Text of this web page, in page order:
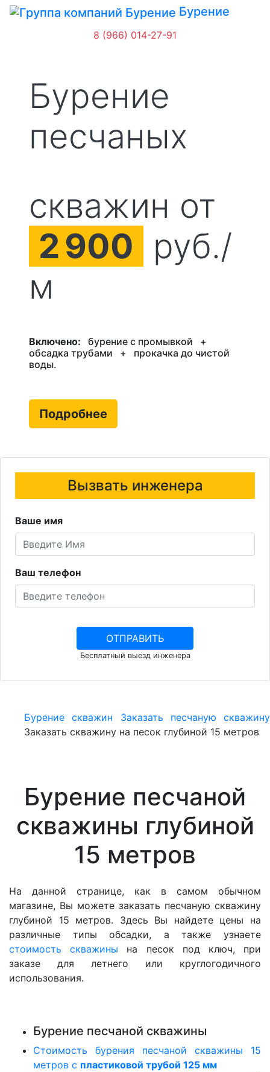
Бурение
8 (966) 014-27-91
Бурение
песчаных
скважин от
2900 руб./
м
Включено: бурение с промывкой
+
обсадка трубами
+
прокачка до чистой
воды.
Подробнее
Вызвать инженера
Ваше имя
Ваш телефон
Бесплатный выезд инженера
Бурение скважин
Заказать песчаную скважину
Заказать скважину на песок глубиной 15 метров
Бурение песчаной
скважины глубиной
15 метров
На данной странице, как в самом обычном
магазине, Вы можете заказать песчаную скважину
глубиной 15 метров. Здесь Вы найдете цены на
различные типы обсадки, а также узнаете
стоимость скважины на песок под ключ, при
заказе для летнего или круглогодичного
использования.
Бурение песчаной скважины
Стоимость бурения песчаной скважины 15
метров с пластиковой трубой 125 мм